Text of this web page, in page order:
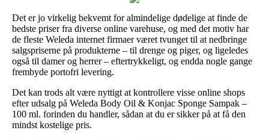
Det er jo virkelig bekvemt for almindelige dødelige at finde de
bedste priser fra diverse online varehuse, og med det motiv har
de fleste Weleda internet firmaer været tvunget til at nedbringe
salgspriserne på produkterne – til drenge og piger, og ligeledes
også til damer og herrer – eftertrykkeligt, og endda nogle gange
frembyde portofri levering.
Det kan trods alt være nyttigt at kontrollere visse online shops
efter udsalg på Weleda Body Oil & Konjac Sponge Sampak –
100 ml. forinden du handler, sådan at du er sikker på at få den
mindst kostelige pris.